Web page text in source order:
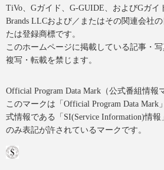
TiVo、Gガイド、G-GUIDE、およびGガイ
Brands LLCおよび／またはその関連会社
たは登録商標です。
このホームページに掲載している記事・
複写・転載を禁じます。
Official Program Data Mark（公式番組情報
このマークは「Official Program Data
式情報である「SI(Service Information)情
のみ表記が許されているマークです。